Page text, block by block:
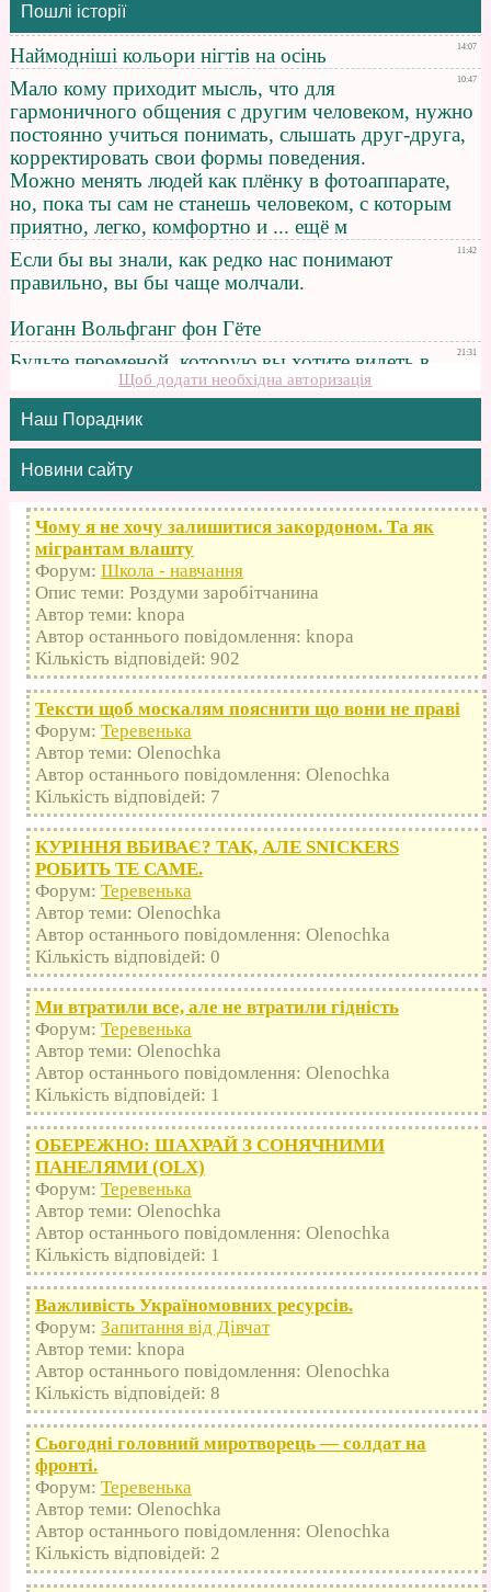
Пошлі історії
Щоб додати необхідна авторизація
Наш Порадник
Новини сайту
Чому я не хочу залишитися закордоном. Та як
мігрантам влашту
Форум: Школа - навчання
Опис теми: Роздуми заробітчанина
Автор теми: knopa
Автор останнього повідомлення: knopa
Кількість відповідей: 902
Тексти щоб москалям пояснити що вони не праві
Форум: Теревенька
Автор теми: Olenochka
Автор останнього повідомлення: Olenochka
Кількість відповідей: 7
КУРІННЯ ВБИВАЄ? ТАК, АЛЕ SNICKERS
РОБИТЬ ТЕ САМЕ.
Форум: Теревенька
Автор теми: Olenochka
Автор останнього повідомлення: Olenochka
Кількість відповідей: 0
Ми втратили все, але не втратили гідність
Форум: Теревенька
Автор теми: Olenochka
Автор останнього повідомлення: Olenochka
Кількість відповідей: 1
ОБЕРЕЖНО: ШАХРАЙ З СОНЯЧНИМИ
ПАНЕЛЯМИ (OLX)
Форум: Теревенька
Автор теми: Olenochka
Автор останнього повідомлення: Olenochka
Кількість відповідей: 1
Важливість Україномовних ресурсів.
Форум: Запитання від Дівчат
Автор теми: knopa
Автор останнього повідомлення: Olenochka
Кількість відповідей: 8
Сьогодні головний миротворець — солдат на
фронті.
Форум: Теревенька
Автор теми: Olenochka
Автор останнього повідомлення: Olenochka
Кількість відповідей: 2